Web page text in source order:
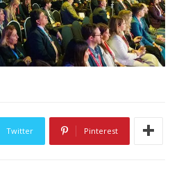
Twitter Pinterest